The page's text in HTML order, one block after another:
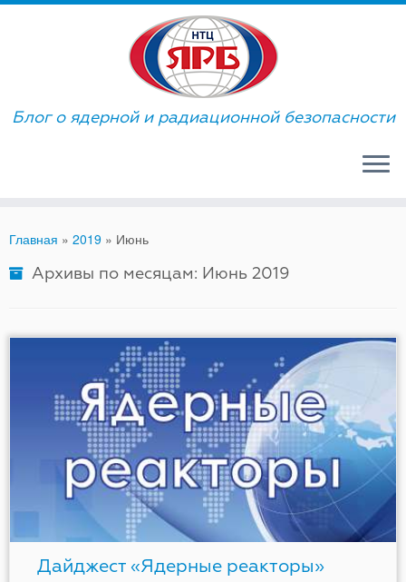
Skip
Блог о ядерной и радиационной безопасности
Главная » 2019 » Июнь
Архивы по месяцам: Июнь 2019
Дайджест «Ядерные реакторы»